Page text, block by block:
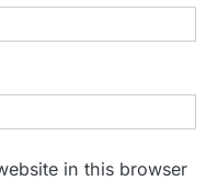
in this browser